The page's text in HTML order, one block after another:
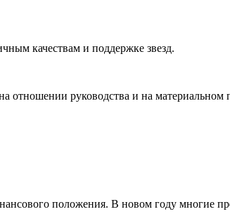
качествам и поддержке звезд.
отношении руководства и на
положения. В новом году многие